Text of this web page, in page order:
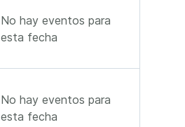
No hay eventos para
esta fecha
No hay eventos para
esta fecha